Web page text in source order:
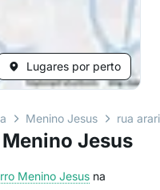
Lugares por perto
Menino Jesus rua
Jesus
Menino Jesus na